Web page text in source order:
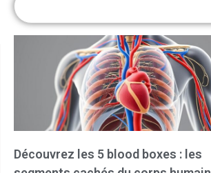
Découvrez les 5 blood boxes : les